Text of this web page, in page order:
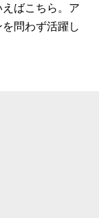
ばこちら。ア
問わず活躍し